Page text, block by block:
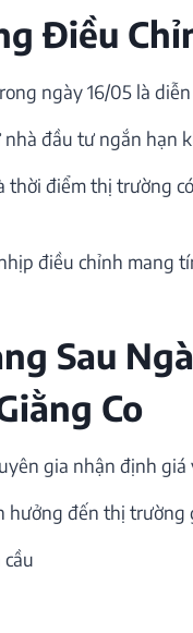
Điều
ngày 16/05 là
nhà đầu tư ngắn
thời điểm thị trường
điều chỉnh mang
Sau
Co
gia nhận định
hưởng đến thị trường